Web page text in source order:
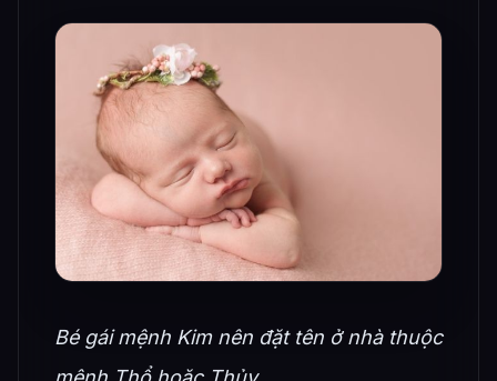
Bé gái mệnh Kim nên đặt tên ở nhà thuộc